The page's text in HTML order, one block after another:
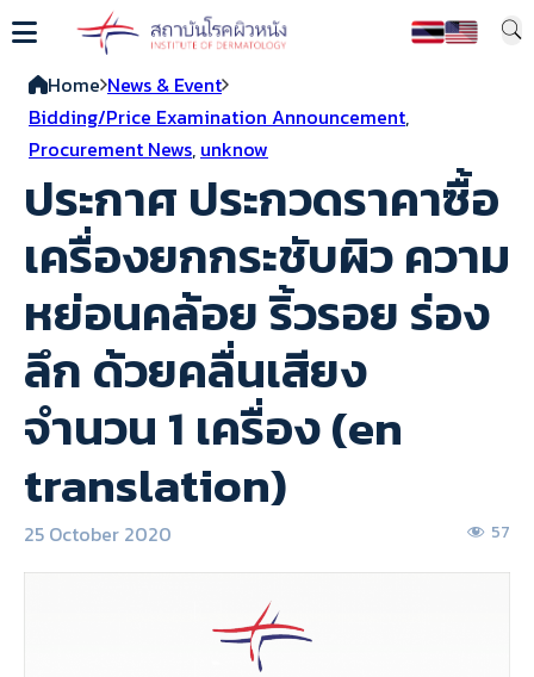
Home News & Event
Bidding/Price Examination Announcement,
Procurement News, unknow
ประกาศ ประกวดราคาซื้อ
เครื่องยกกระชับผิว ความ
หย่อนคล้อย ริ้วรอย ร่อง
ลึก ด้วยคลื่นเสียง
จำนวน 1 เครื่อง (en
translation)
25 October 2020 57